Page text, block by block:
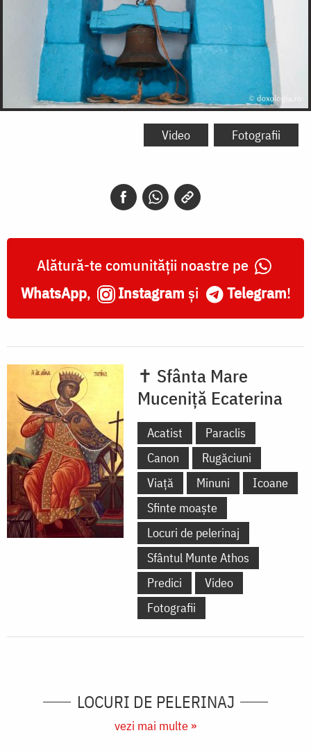
Video Fotografii
Alătură-te comunității noastre pe
WhatsApp, Instagram și Telegram!
✝ Sfânta Mare
Muceniță Ecaterina
Acatist
Paraclis
Canon
Rugăciuni
Viață
Minuni
Icoane
Sfinte moaște
Locuri de pelerinaj
Sfântul Munte Athos
Predici
Video
Fotografii
LOCURI DE PELERINAJ
vezi mai multe »